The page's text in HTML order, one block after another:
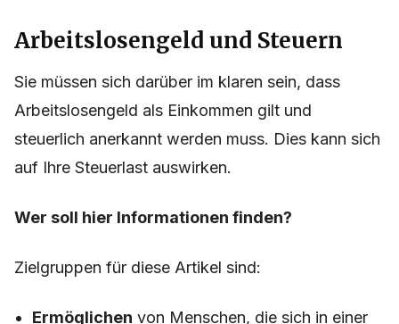
Arbeitslosengeld und Steuern
Sie müssen sich darüber im klaren sein, dass
Arbeitslosengeld als Einkommen gilt und
steuerlich anerkannt werden muss. Dies kann sich
auf Ihre Steuerlast auswirken.
Wer soll hier Informationen finden?
Zielgruppen für diese Artikel sind:
Ermöglichen von Menschen, die sich in einer